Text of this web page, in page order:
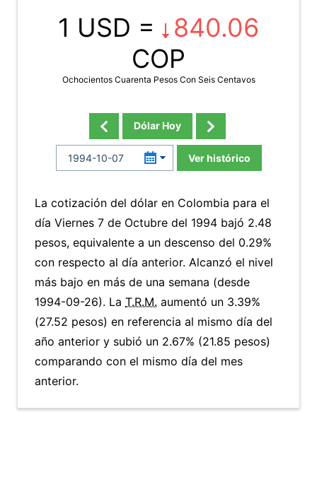
1 USD =
840.06
COP
Ochocientos Cuarenta Pesos Con Seis Centavos
Dólar Hoy
Ver histórico
La cotización del dólar en Colombia para el
día Viernes 7 de Octubre del 1994 bajó 2.48
pesos, equivalente a un descenso del 0.29%
con respecto al día anterior. Alcanzó el nivel
más bajo en más de una semana (desde
1994-09-26). La T.R.M. aumentó un 3.39%
(27.52 pesos) en referencia al mismo día del
año anterior y subió un 2.67% (21.85 pesos)
comparando con el mismo día del mes
anterior.